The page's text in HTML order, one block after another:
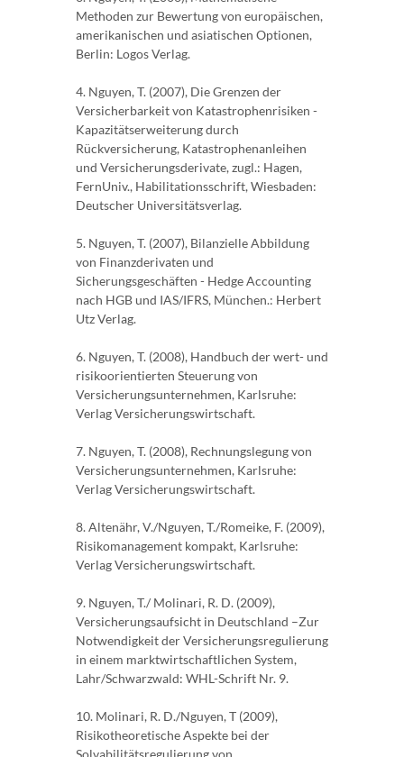
Methoden zur Bewertung von europäischen,
amerikanischen und asiatischen Optionen,
Berlin: Logos Verlag.
4. Nguyen, T. (2007), Die Grenzen der
Versicherbarkeit von Katastrophenrisiken -
Kapazitätserweiterung durch
Rückversicherung, Katastrophenanleihen
und Versicherungsderivate, zugl.: Hagen,
FernUniv., Habilitationsschrift, Wiesbaden:
Deutscher Universitätsverlag.
5. Nguyen, T. (2007), Bilanzielle Abbildung
von Finanzderivaten und
Sicherungsgeschäften - Hedge Accounting
nach HGB und IAS/IFRS, München.: Herbert
Utz Verlag.
6. Nguyen, T. (2008), Handbuch der wert- und
risikoorientierten Steuerung von
Versicherungsunternehmen, Karlsruhe:
Verlag Versicherungswirtschaft.
7. Nguyen, T. (2008), Rechnungslegung von
Versicherungsunternehmen, Karlsruhe:
Verlag Versicherungswirtschaft.
8. Altenähr, V./Nguyen, T./Romeike, F. (2009),
Risikomanagement kompakt, Karlsruhe:
Verlag Versicherungswirtschaft.
9. Nguyen, T./ Molinari, R. D. (2009),
Versicherungsaufsicht in Deutschland –Zur
Notwendigkeit der Versicherungsregulierung
in einem marktwirtschaftlichen System,
Lahr/Schwarzwald: WHL-Schrift Nr. 9.
10. Molinari, R. D./Nguyen, T (2009),
Risikotheoretische Aspekte bei der
Solvabilitätsregulierung von